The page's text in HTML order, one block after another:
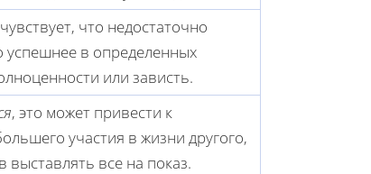
что недостаточно
успешнее в определенных
или зависть.
, это может привести к
участия в жизни другого,
выставлять все на показ.